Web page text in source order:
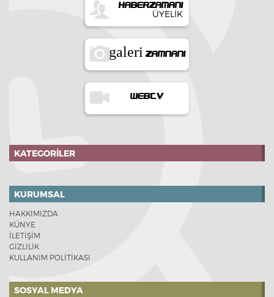
HABERZAMANI
ÜYELIK
galeri ZAMNANI
WEBTV
KATEGORILER
KURUMSAL
HAKKIMIZDA
KÜNYE
İLETİŞİM
GİZLİLİK
KULLANIM POLİTİKASI
SOSYAL MEDYA